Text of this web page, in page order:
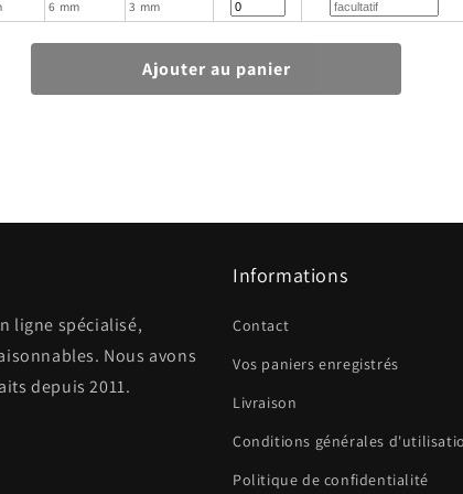
6 mm 3 mm
ligne spécialisé,
Nous avons
depuis 2011.
Informations
Contact
Vos paniers enregistrés
Livraison
Conditions générales
Politique de confidentialité